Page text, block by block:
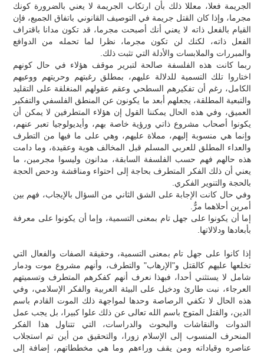
الجريمة فعلا، معللا ذلك بأن ارتكاب الجريمة لا يعني بالضرورة كونك
مجرما، وإذا كان القتل جريمة في التوصيف القانوني باتفاق الجميع، فإن
القيام بالفعل ذاته لا يعني أنك أصبحت مجرما، قد تكون مدانا باقتراف
الفعل ذاته، لكنك لن تكون مجرما، نظرا لما تحمله من الدوافع
والمبررات والملابسات والأدلة التي تثبت ذلك.
ربما كانت هذه الفلسفة صالحة لتبرير موقف هؤلاء في حال كونهم
اختاروا تلك التسمية للدلالة عليهم، بمطلق رغبتهم وحريتهم ووعيهم
الكامل، رغم أن تفكيرهم السطحي وعقم عقولهم المنغلقة على التقليد
والتبعية المطلقة، يجعلهم أبعد ما يكونون عن المنطق الفلسفي والتفكير
العميق، وفي هذه الحال يمكننا القول إن هؤلاء المتطرفين لا يمكن أن
يكونوا أصحاب مشروع ذاتي ورؤية خاصة بهم، وأيديولوجيا تعبر عنهم،
وإنما هي منسوبة إليهم، مملاة عليهم، وهي على ما فيها من التطرف
والعداء المطلق للعربي المسلم قبل المخالف هوية وعقيدة، وما دامت
هذه حالهم فهم حسب الفلسفة السابقة، مدانون وليسوا مجرمين، ما
يعني أن ذلك الفكر المتطرف بحاجة إلى احتواء ومناقشة ودحض الحجة
بالحجة والتنوير الفكري.
وفي حال كانت الإجابة على الشق الثاني من السؤال بالإيجاب، فهم بين
أمرين أحلاهما مرٌّ.
إما أن يكونوا على جهل تام بمعنى التسمية، وإما أن يكونوا على معرفة
بأبعادها ودلالاتها.
إذا كانوا على جهل تام بمعنى التسمية، وحقيقة الصفات والفعال التي
تخلعها عليهم كالقتل و"الإرهاب" والتطرف، وأنهم مشروع موت ودمار
شامل لا يستثني أحدا، فبهذا نعرف أنهم كفكرهم المتطرف وتسميتهم
العرجاء، نبت طارئ ودخيل على البيئة العربية والفكر الإسلامي، وفي
هذه الحال لا تكفي الرصاصة وحدها لمواجهة ذلك الموت القادم باسم
الدين، والقتل المتوج باسم الله تعالى عن ذلك علوا كبيرا، بل يجب عمل
الندوات والنقاشات والبحوث والدراسات، التي تتناول هذا الفكر
المنحرف المنسوب إلى الإسلام زورا، والتحقيق من أين تم استجلاب
عناصره وقياداته ومن يقف وراءهم وما هي مخططاتهم، إضافة إلى